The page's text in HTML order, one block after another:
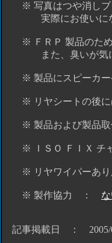
※ 写真はつや消しブラ
実際にお使いになる
※ ＦＲＰ 製品のため
また、臭いが気にな
※ 製品にスピーカーや
※ リヤシートの後には
※ 製品および製品取付
※ ＩＳＯ ＦＩＸ チャ
※ リヤワイパーあり
※ 製作協力 ：
記事掲載日 ： 2005/